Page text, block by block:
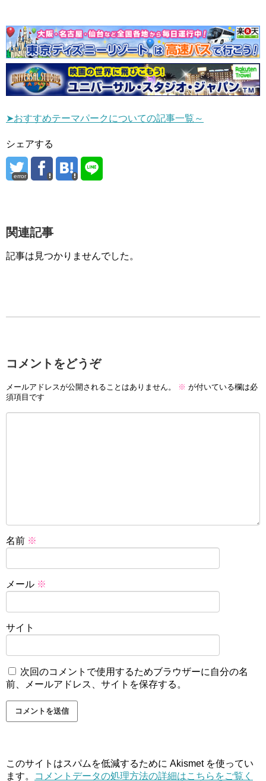
➤おすすめテーマパークについての記事一覧～
シェアする
error
関連記事
記事は見つかりませんでした。
コメントをどうぞ
メールアドレスが公開されることはありません。 ※ が付いている欄は必
須項目です
名前 ※
メール ※
サイト
次回のコメントで使用するためブラウザーに自分の名
前、メールアドレス、サイトを保存する。
このサイトはスパムを低減するために Akismet を使ってい
ます。
コメントデータの処理方法の詳細はこちらをご覧く